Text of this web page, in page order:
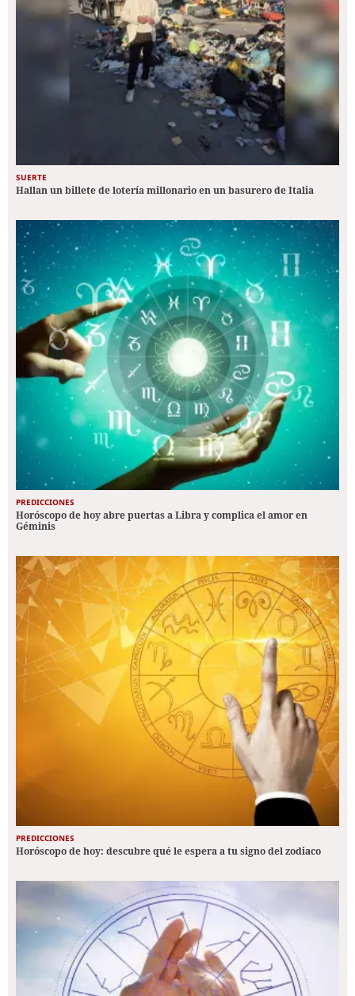
SUERTE
Hallan un billete de lotería millonario en un basurero de Italia
PREDICCIONES
Horóscopo de hoy abre puertas a Libra y complica el amor en
Géminis
PREDICCIONES
Horóscopo de hoy: descubre qué le espera a tu signo del zodiaco